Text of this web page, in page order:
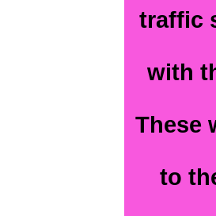
traffic
with
These
to